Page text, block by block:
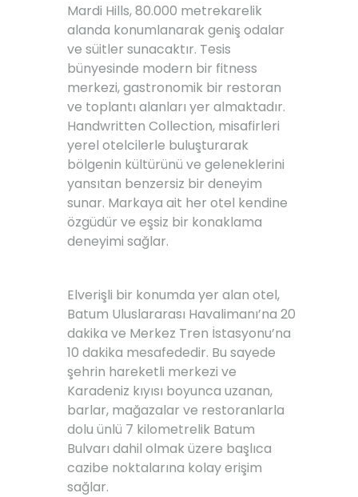
Mardi Hills, 80.000 metrekarelik
alanda konumlanarak geniş odalar
ve süitler sunacaktır. Tesis
bünyesinde modern bir fitness
merkezi, gastronomik bir restoran
ve toplantı alanları yer almaktadır.
Handwritten Collection, misafirleri
yerel otelcilerle buluşturarak
bölgenin kültürünü ve geleneklerini
yansıtan benzersiz bir deneyim
sunar. Markaya ait her otel kendine
özgüdür ve eşsiz bir konaklama
deneyimi sağlar.
Elverişli bir konumda yer alan otel,
Batum Uluslararası Havalimanı’na 20
dakika ve Merkez Tren İstasyonu’na
10 dakika mesafededir. Bu sayede
şehrin hareketli merkezi ve
Karadeniz kıyısı boyunca uzanan,
barlar, mağazalar ve restoranlarla
dolu ünlü 7 kilometrelik Batum
Bulvarı dahil olmak üzere başlıca
cazibe noktalarına kolay erişim
sağlar.